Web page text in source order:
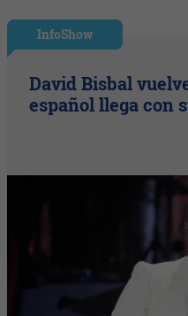
InfoShow
David Bisbal
español llega con